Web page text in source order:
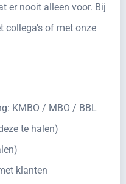
er nooit alleen voor. Bij
of met onze
KMBO / MBO / BBL
te halen)
klanten